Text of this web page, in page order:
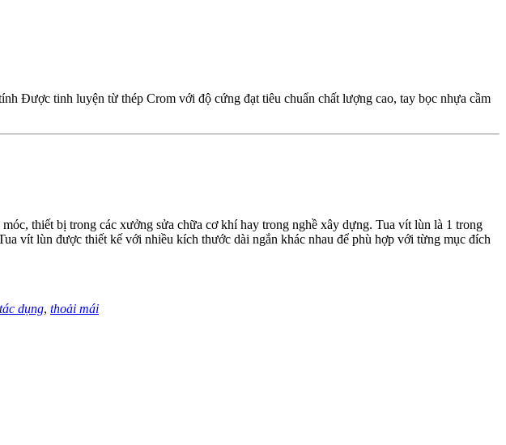
Được tinh luyện từ thép Crom với độ cứng đạt tiêu chuẩn chất lượng cao, tay bọc nhựa cầm
thiết bị trong các xưởng sửa chữa cơ khí hay trong nghề xây dựng. Tua vít lùn là 1 trong
vít lùn được thiết kế với nhiều kích thước dài ngắn khác nhau để phù hợp với từng mục đích
tác dụng, thoải mái